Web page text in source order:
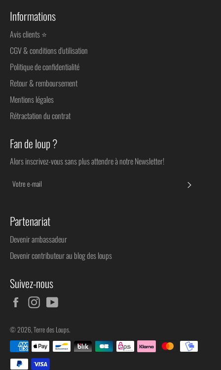
Informations
Avis clients ⭐
CGV & conditions d'utilisation
Politique de confidentialité
Retour & remboursement
Mentions légales
Rétractation du contrat
Fan de loup ?
Alors inscrivez-vous sans plus attendre à notre Newsletter!
Partenariat
Devenir ambassadeur
Devenir contributeur au blog des loups
Suivez-nous
FacebookInstagram
© 2026,Terre des Loups.
Méthodes
de
paiement